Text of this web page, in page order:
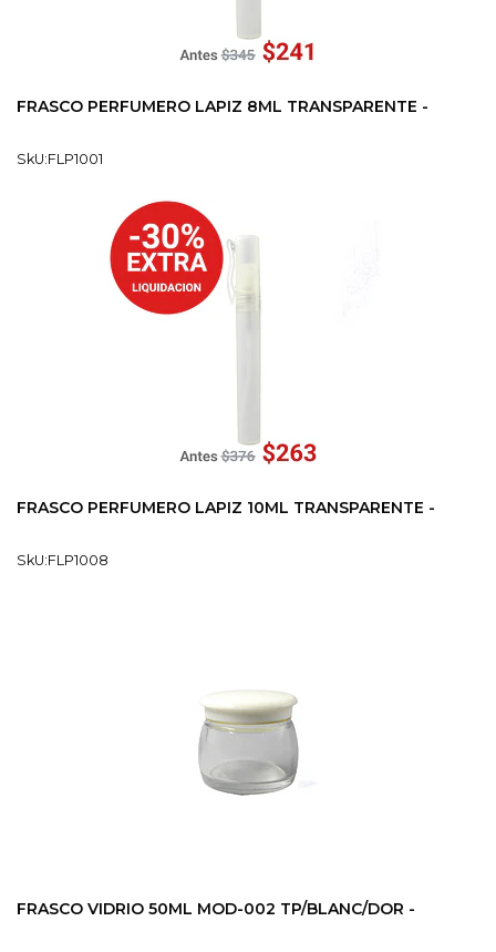
FRASCO PERFUMERO LAPIZ 8ML TRANSPARENTE -
SkU:FLP1001
FRASCO PERFUMERO LAPIZ 10ML TRANSPARENTE -
SkU:FLP1008
FRASCO VIDRIO 50ML MOD-002 TP/BLANC/DOR -